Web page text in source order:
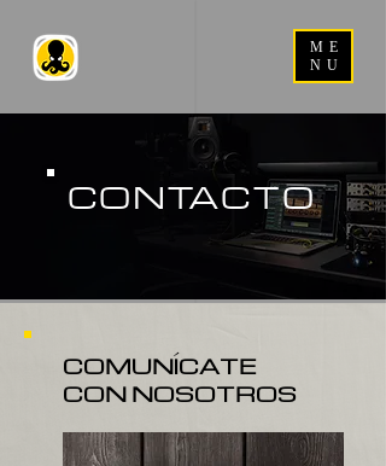
ME
NU
CONTACTO
COMUNÍCATE
CON NOSOTROS